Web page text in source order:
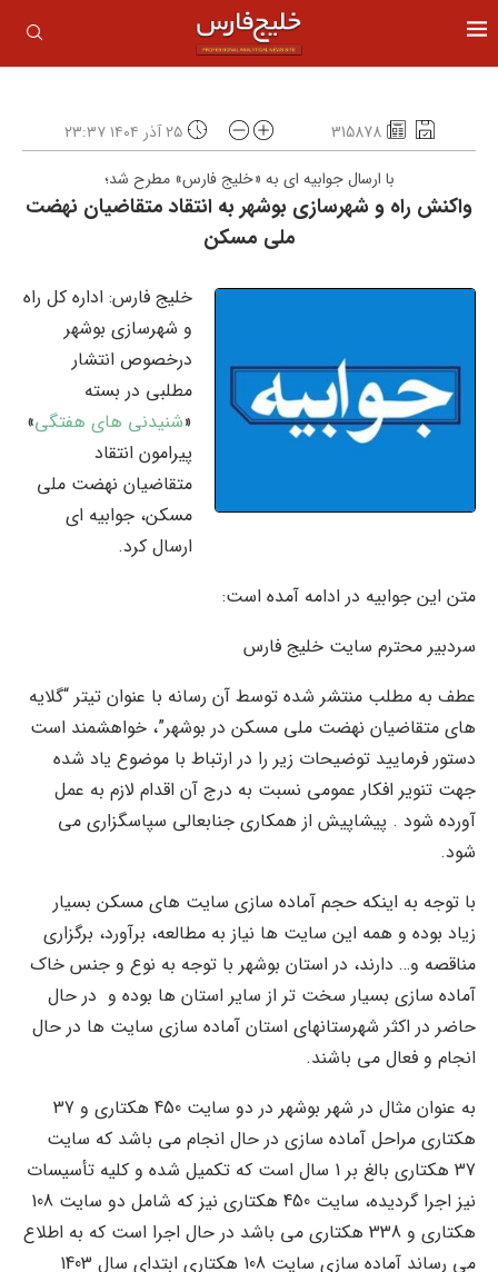
315878
۲۵ آذر ۱۴۰۴ ۲۳:۳۷
با ارسال جوابیه ای به «خلیج فارس» مطرح شد؛
واکنش راه و شهرسازی بوشهر به انتقاد متقاضیان نهضت
ملی مسکن
خلیج فارس: اداره کل راه
و شهرسازی بوشهر
درخصوص انتشار
مطلبی در بسته
«شنیدنی های هفتگی»
پیرامون انتقاد
متقاضیان نهضت ملی
مسکن، جوابیه ای
ارسال کرد.
متن این جوابیه در ادامه آمده است:
سردبیر محترم سایت خلیج فارس
عطف به مطلب منتشر شده توسط آن رسانه با عنوان تیتر “گلایه
های متقاضیان نهضت ملی مسکن در بوشهر”، خواهشمند است
دستور فرمایید توضیحات زیر را در ارتباط با موضوع یاد شده
جهت تنویر افکار عمومی نسبت به درج آن اقدام لازم به عمل
آورده شود . پیشاپیش از همکاری جنابعالی سپاسگزاری می
شود.
با توجه به اینکه حجم آماده سازی سایت های مسکن بسیار
زیاد بوده و همه این سایت ها نیاز به مطالعه، برآورد، برگزاری
مناقصه و… دارند، در استان بوشهر با توجه به نوع و جنس خاک
آماده سازی بسیار سخت تر از سایر استان ها بوده و در حال
حاضر در اکثر شهرستانهای استان آماده سازی سایت ها در حال
انجام و فعال می باشند.
به عنوان مثال در شهر بوشهر در دو سایت 450 هکتاری و 37
هکتاری مراحل آماده سازی در حال انجام می باشد که سایت
37 هکتاری بالغ بر 1 سال است که تکمیل شده و کلیه تأسیسات
نیز اجرا گردیده، سایت 450 هکتاری نیز که شامل دو سایت 108
هکتاری و 338 هکتاری می باشد در حال اجرا است که به اطلاع
می رساند آماده سازی سایت 108 هکتاری ابتدای سال 1403